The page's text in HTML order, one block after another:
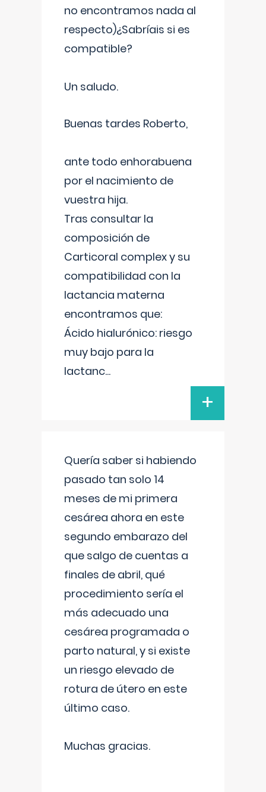
no encontramos nada al
respecto)¿Sabríais si es
compatible?
Un saludo.
Buenas tardes Roberto,
ante todo enhorabuena
por el nacimiento de
vuestra hija.
Tras consultar la
composición de
Carticoral complex y su
compatibilidad con la
lactancia materna
encontramos que:
Ácido hialurónico: riesgo
muy bajo para la
lactanc...
+
Quería saber si habiendo
pasado tan solo 14
meses de mi primera
cesárea ahora en este
segundo embarazo del
que salgo de cuentas a
finales de abril, qué
procedimiento sería el
más adecuado una
cesárea programada o
parto natural, y si existe
un riesgo elevado de
rotura de útero en este
último caso.
Muchas gracias.